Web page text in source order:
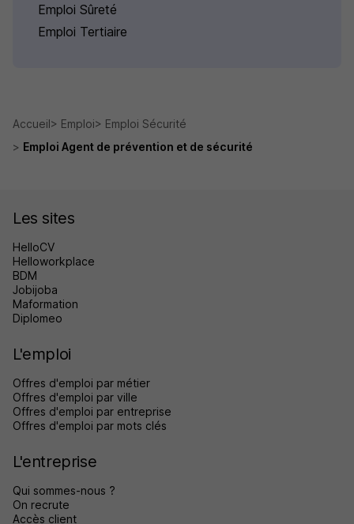
Emploi Sûreté
Emploi Tertiaire
Accueil Emploi
Emploi Sécurité
Emploi Agent de prévention et de sécurité
Les sites
HelloCV
Helloworkplace
BDM
Jobijoba
Maformation
Diplomeo
L'emploi
Offres d'emploi par métier
Offres d'emploi par ville
Offres d'emploi par entreprise
Offres d'emploi par mots clés
L'entreprise
Qui sommes-nous ?
On recrute
Accès client